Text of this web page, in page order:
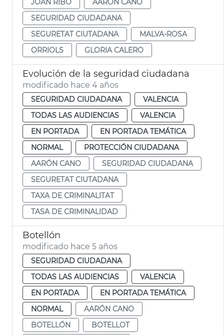
SEGURIDAD CIUDADANA
SEGURETAT CIUTADANA
MALVA-ROSA
ORRIOLS
GLORIA CALERO
Evolución de la seguridad ciudadana
modificado hace 4 años
SEGURIDAD CIUDADANA
VALENCIA
TODAS LAS AUDIENCIAS
VALENCIA
EN PORTADA
EN PORTADA TEMÁTICA
NORMAL
PROTECCIÓN CIUDADANA
AARÓN CANO
SEGURIDAD CIUDADANA
SEGURETAT CIUTADANA
TAXA DE CRIMINALITAT
TASA DE CRIMINALIDAD
Botellón
modificado hace 5 años
SEGURIDAD CIUDADANA
TODAS LAS AUDIENCIAS
VALENCIA
EN PORTADA
EN PORTADA TEMÁTICA
NORMAL
AARÓN CANO
BOTELLÓN
BOTELLOT